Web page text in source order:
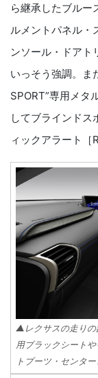
ら継承したブルー
ルメントパネル・
ンソール・ドアト
いっそう強調。ま
SPORT”専用メタ
してブラインドス
ィックアラート［
▲レクサスの走りの
用ブラックシート
トブーツ・センタ